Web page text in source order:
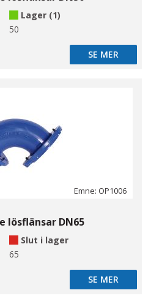
Lager (1)
50
SE MER
SE MER
Emne: OP1006
lösflänsar DN65
Slut i lager
65
SE MER
SE MER